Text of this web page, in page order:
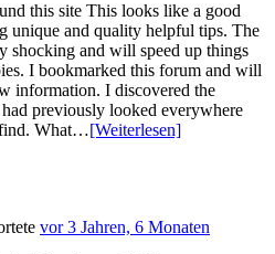
this site This looks like a good
unique and quality helpful tips. The
shocking and will speed up things
I bookmarked this forum and will
information. I discovered the
previously looked everywhere
find. What…[Weiterlesen]
vor 3 Jahren, 6 Monaten